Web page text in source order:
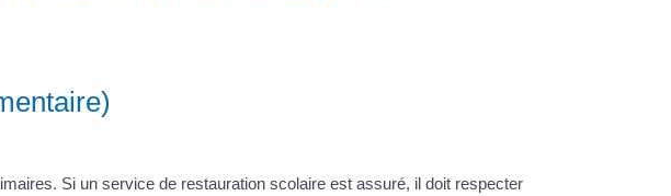
Si un service de restauration scolaire est assuré, il doit respecter